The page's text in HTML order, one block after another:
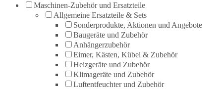
Maschinen-Zubehör und Ersatzteile
Allgemeine Ersatzteile & Sets
Sonderprodukte, Aktionen und Angebote
Baugeräte und Zubehör
Anhängerzubehör
Eimer, Kästen, Kübel & Zubehör
Heizgeräte und Zubehör
Klimageräte und Zubehör
Luftentfeuchter und Zubehör